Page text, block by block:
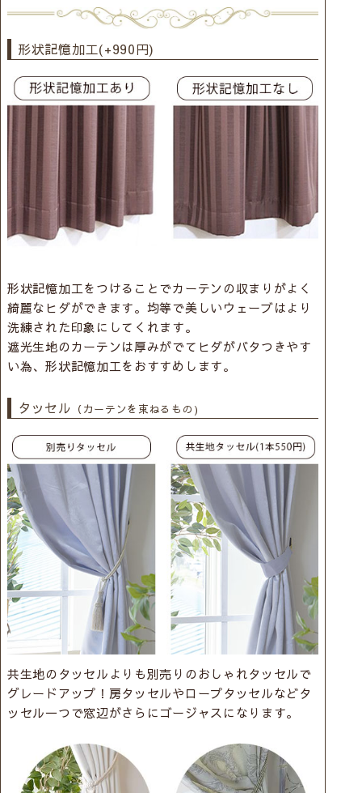
形状記憶加工(+990円)
形状記憶加工をつけることでカーテンの収まりがよく
綺麗なヒダができます。均等で美しいウェーブはより
洗練された印象にしてくれます。
遮光生地のカーテンは厚みがでてヒダがバタつきやす
い為、形状記憶加工をおすすめします。
タッセル （カーテンを束ねるもの)
共生地のタッセルよりも別売りのおしゃれタッセルで
グレードアップ！房タッセルやロープタッセルなどタ
ッセル一つで窓辺がさらにゴージャスになります。